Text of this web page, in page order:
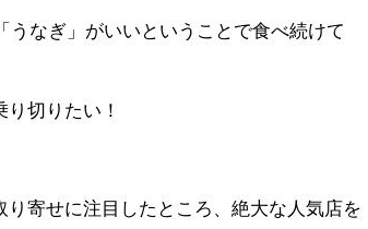
うなぎ」がいいということで食べ続けて
切りたい！
寄せに注目したところ、絶大な人気店を